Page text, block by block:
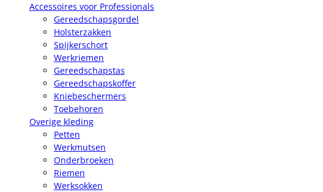
Accessoires voor Professionals
Gereedschapsgordel
Holsterzakken
Spijkerschort
Werkriemen
Gereedschapstas
Gereedschapskoffer
Kniebeschermers
Toebehoren
Overige kleding
Petten
Werkmutsen
Onderbroeken
Riemen
Werksokken